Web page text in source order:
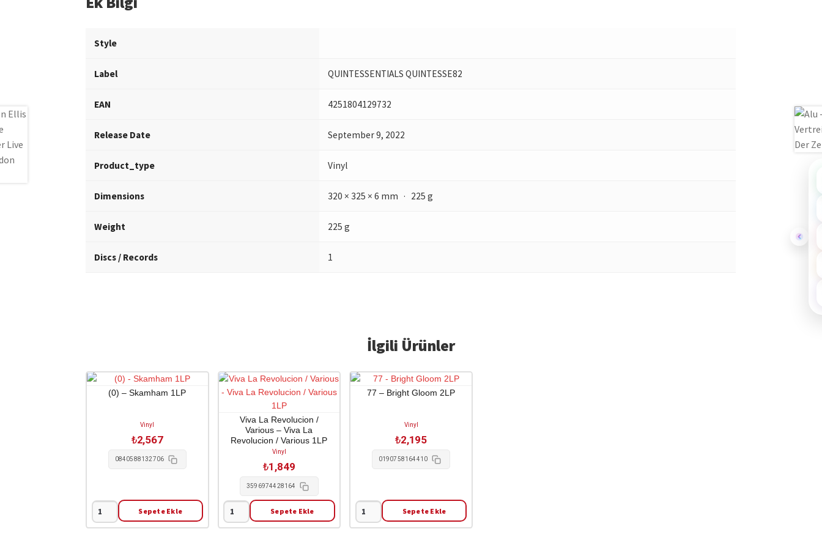
Style
Label QUINTESSENTIALS QUINTESSE82
EAN 4251804129732
Release Date September 9, 2022
Product_type Vinyl
Dimensions 320 × 325 × 6 mm · 225 g
Weight 225 g
Discs / Records 1
İlgili Ürünler
(0) – Skamham 1LP
Vinyl
₺2,567
0840588132706
(0)
-
Sepete Ekle
Viva La Revolucion /
Various – Viva La
Revolucion / Various 1LP
Vinyl
₺1,849
3596974428164
Viva
La
Sepete Ekle
77 – Bright Gloom 2LP
Vinyl
₺2,195
0190758164410
77
-
Sepete Ekle